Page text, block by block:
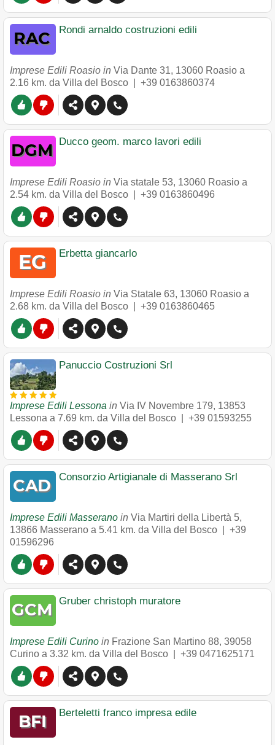
Rondi arnaldo costruzioni edili
Imprese Edili Roasio in Via Dante 31, 13060 Roasio a
2.16 km. da Villa del Bosco | +39 0163860374
Ducco geom. marco lavori edili
Imprese Edili Roasio in Via statale 53, 13060 Roasio a
2.54 km. da Villa del Bosco | +39 0163860496
Erbetta giancarlo
Imprese Edili Roasio in Via Statale 63, 13060 Roasio a
2.68 km. da Villa del Bosco | +39 0163860465
Panuccio Costruzioni Srl
Imprese Edili Lessona in Via IV Novembre 179, 13853
Lessona a 7.69 km. da Villa del Bosco | +39 01593255
Consorzio Artigianale di Masserano Srl
Imprese Edili Masserano in Via Martiri della Libertà 5,
13866 Masserano a 5.41 km. da Villa del Bosco | +39
01596296
Gruber christoph muratore
Imprese Edili Curino in Frazione San Martino 88, 39058
Curino a 3.32 km. da Villa del Bosco | +39 0471625171
Berteletti franco impresa edile